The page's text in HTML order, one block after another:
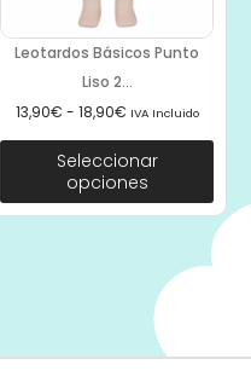
Leotardos Básicos Punto
Liso 2...
13,90€ - 18,90€ IVA Incluido
Seleccionar
opciones